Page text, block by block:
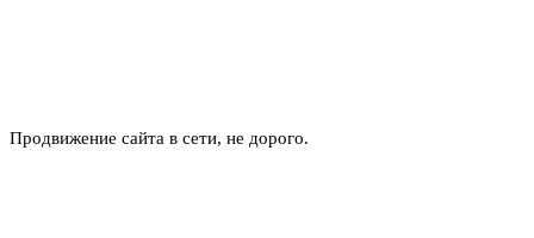
Продвижение сайта в сети, не дорого.